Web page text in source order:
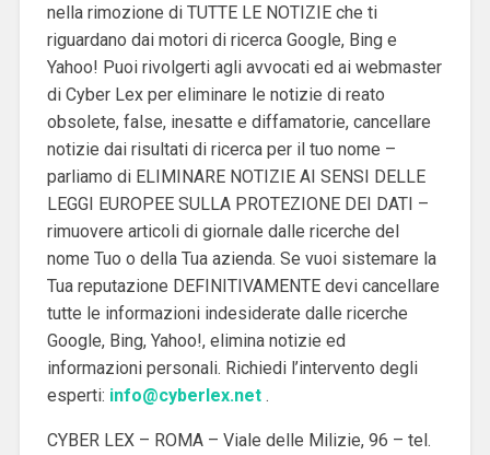
nella rimozione di TUTTE LE NOTIZIE che ti
riguardano dai motori di ricerca Google, Bing e
Yahoo! Puoi rivolgerti agli avvocati ed ai webmaster
di Cyber Lex per eliminare le notizie di reato
obsolete, false, inesatte e diffamatorie, cancellare
notizie dai risultati di ricerca per il tuo nome –
parliamo di ELIMINARE NOTIZIE AI SENSI DELLE
LEGGI EUROPEE SULLA PROTEZIONE DEI DATI –
rimuovere articoli di giornale dalle ricerche del
nome Tuo o della Tua azienda. Se vuoi sistemare la
Tua reputazione DEFINITIVAMENTE devi cancellare
tutte le informazioni indesiderate dalle ricerche
Google, Bing, Yahoo!, elimina notizie ed
informazioni personali. Richiedi l’intervento degli
esperti: info@cyberlex.net.
CYBER LEX – ROMA – Viale delle Milizie, 96 – tel.